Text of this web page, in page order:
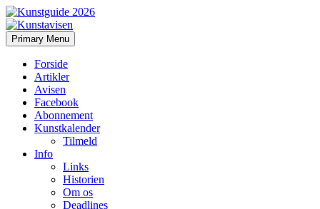
Kunstavisen
Search
Primary Menu Skip
to
Forside
Artikler
Avisen
Facebook
Abonnement
Kunstkalender
Tilmeld
Info
Links
Historien
Om os
Deadlines